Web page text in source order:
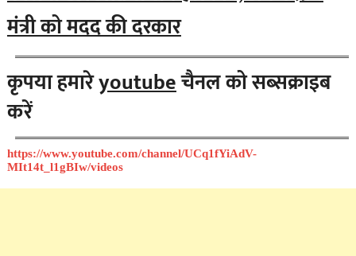
मंत्री को मदद की दरकार
कृपया हमारेyoutubeचैनल को सब्सक्राइब
करें
https://www.youtube.com/channel/UCq1fYiAdV-
MIt14t_l1gBIw/videos